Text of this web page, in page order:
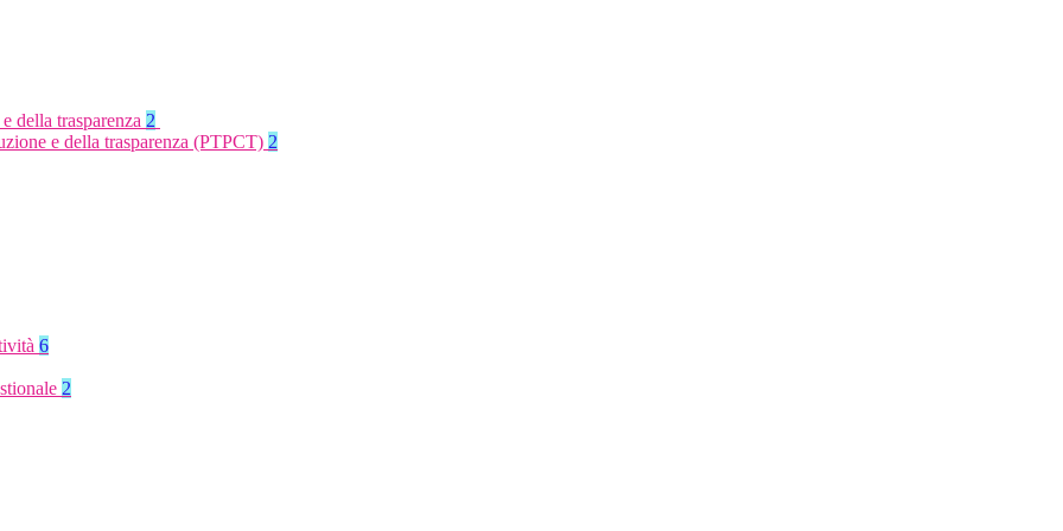
della trasparenza 2
e della trasparenza (PTPCT) 2
6
2